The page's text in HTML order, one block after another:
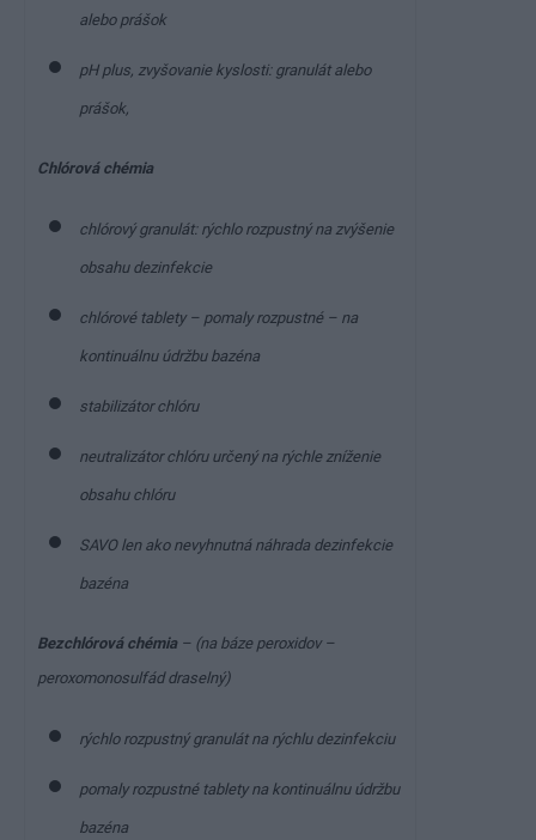
alebo prášok
pH plus, zvyšovanie kyslosti: granulát alebo
prášok,
Chlórová chémia
chlórový granulát: rýchlo rozpustný na zvýšenie
obsahu dezinfekcie
chlórové tablety – pomaly rozpustné – na
kontinuálnu údržbu bazéna
stabilizátor chlóru
neutralizátor chlóru určený na rýchle zníženie
obsahu chlóru
SAVO len ako nevyhnutná náhrada dezinfekcie
bazéna
Bezchlórová chémia– (na báze peroxidov –
peroxomonosulfád draselný)
rýchlo rozpustný granulát na rýchlu dezinfekciu
pomaly rozpustné tablety na kontinuálnu údržbu
bazéna